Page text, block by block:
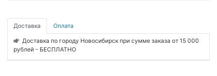
Доставка Оплата
Доставка по городу Новосибирск при сумме заказа от 15 000
рублей - БЕСПЛАТНО